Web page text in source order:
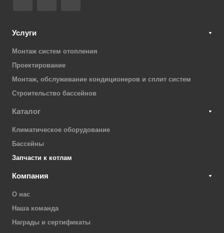
Услуги
Монтаж систем отопления
Проектирование
Монтаж, обслуживание кондиционеров и сплит систем
Строительство бассейнов
Каталог
Климатическое оборудование
Бассейны
Запчасти к котлам
Компания
О нас
Наша команда
Награды и сертификаты